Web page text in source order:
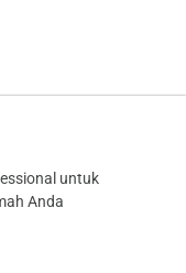
untuk
Anda